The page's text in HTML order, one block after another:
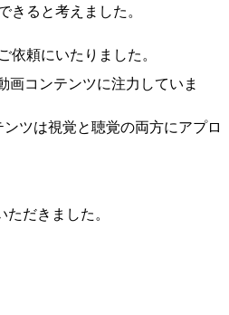
ると考えました。
頼にいたりました。
画コンテンツに注力していま
ツは視覚と聴覚の両方にアプロ
だきました。